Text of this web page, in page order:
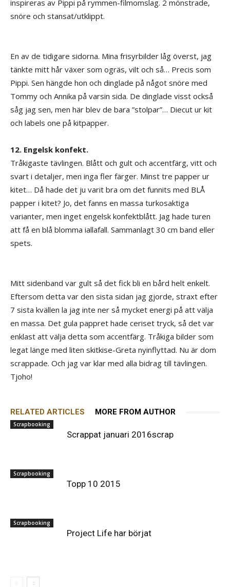
inspireras av Pippi på rymmen-filmomslag. 2 mönstrade,
snöre och stansat/utklippt.
En av de tidigare sidorna. Mina frisyrbilder låg överst, jag
tänkte mitt hår växer som ogräs, vilt och så… Precis som
Pippi. Sen hängde hon och dinglade på något snöre med
Tommy och Annika på varsin sida. De dinglade visst också
såg jag sen, men här blev de bara ”stolpar”… Diecut ur kit
och labels one på kitpapper.
12. Engelsk konfekt.
Tråkigaste tävlingen. Blått och gult och accentfärg, vitt och
svart i detaljer, men inga fler färger. Minst tre papper ur
kitet… Då hade det ju varit bra om det funnits med BLÅ
papper i kitet? Jo, det fanns en massa turkosaktiga
varianter, men inget engelsk konfektblått. Jag hade turen
att få en blå blomma iallafall. Sammanlagt 30 cm band eller
spets.
Mitt sidenband var gult så det fick bli en bård helt enkelt.
Eftersom detta var den sista sidan jag gjorde, straxt efter
7 sista kvällen la jag inte ner så mycket energi på att välja
en massa. Det gula pappret hade ceriset tryck, så det var
enklast att välja detta som accentfärg. Tråkiga bilder som
legat länge med liten skitkise-Greta nyinflyttad. Nu är dom
scrappade. Och jag var klar med alla bidrag till tävlingen.
Tjoho!
RELATED ARTICLES MORE FROM AUTHOR
Scrapbooking
Scrappat januari 2016scrap
Scrapbooking
Topp 10 2015
Scrapbooking
Project Life har börjat